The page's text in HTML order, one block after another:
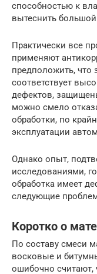
способностью к
вытеснить
Практически все
применяют
предположить, что
соответствует
дефектов,
можно смело
обработки, по
эксплуатации
Однако опыт,
исследованиями,
обработка имеет
следующие
Коротко о
По составу смеси
восковые и
ошибочно считают,